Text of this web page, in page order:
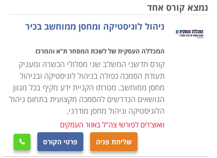
הלימודים בקורס ניהול מחסן הינם מקצועיים ביותר,
במסגרת הקורס יועברו שיעורים במגוון נושאים: מבנה
הארגון, רכישה ומכירה של סחורות, כללי היבוא והיצוא,
אחזקת מלאי, ניהול המערך האנושי במחסני החברה, מושגי
יסוד מקצועיים בתחום הלוגיסטיקה הארגונית, הכרת סוגי
התוכנות השונות לניהול מלאי ועוד נושאים רבים בתחום זה.
הקורס אינו מצריך כל ידע מוקדם ועל כן מתאים הן לחיילים
משוחררים שעסקו באפסנאות בצבא, או לחסרי ניסיון הרוצים
להשתלב במערך הלוגיסטי בחברה שכן, מדובר במקצוע
נמצא קורס אחד
ניהול לוגיסטיקה ומחסן ממוחשב בכיר
המכללה העסקית של לשכת המסחר ת"א והמרכז
קורס חדשני המשלב שני מסלולי הכשרה ומעניק
תעודת הסמכה כפולה בניהול לוגיסטיקה ובניהול
מחסן ממוחשב. מטרתו הקניית ידע מקיף בכל מגוון
הנושאים הנדרשים להסמכה מקצועית בתחום ניהול
הלוגיסטיקה וניהול מחסן מודרני,
וואוצ'רים לפורשי צה"ל באזור העמקים
שליחת פניה פרטי הקורס 